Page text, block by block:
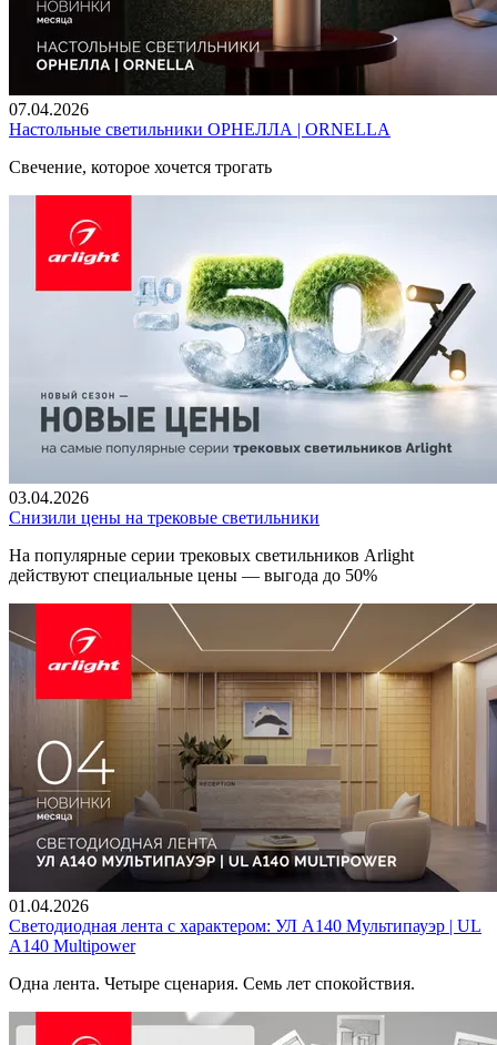
07.04.2026
Настольные светильники ОРНЕЛЛА | ORNELLA
Свечение, которое хочется трогать
03.04.2026
Снизили цены на трековые светильники
На популярные серии трековых светильников Arlight
действуют специальные цены — выгода до 50%
01.04.2026
Светодиодная лента с характером: УЛ А140 Мультипауэр | UL
A140 Multipower
Одна лента. Четыре сценария. Семь лет спокойствия.